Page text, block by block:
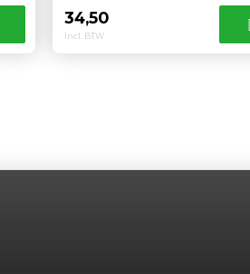
34,50
Incl. BTW